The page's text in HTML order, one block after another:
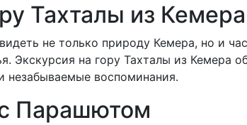
Тахталы из Кемера
не только природу Кемера, но и
Экскурсия на гору Тахталы из Кемера
незабываемые воспоминания.
Парашютом